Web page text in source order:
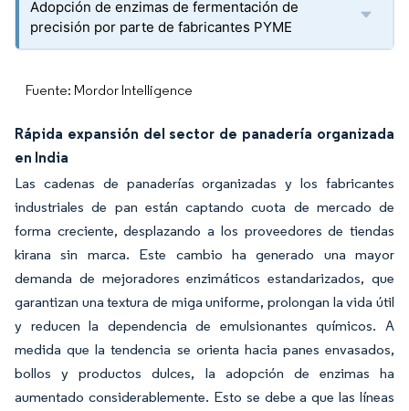
Adopción de enzimas de fermentación de
precisión por parte de fabricantes PYME
Fuente: Mordor Intelligence
Rápida expansión del sector de panadería organizada
en India
Las cadenas de panaderías organizadas y los fabricantes
industriales de pan están captando cuota de mercado de
forma creciente, desplazando a los proveedores de tiendas
kirana sin marca. Este cambio ha generado una mayor
demanda de mejoradores enzimáticos estandarizados, que
garantizan una textura de miga uniforme, prolongan la vida útil
y reducen la dependencia de emulsionantes químicos. A
medida que la tendencia se orienta hacia panes envasados,
bollos y productos dulces, la adopción de enzimas ha
aumentado considerablemente. Esto se debe a que las líneas